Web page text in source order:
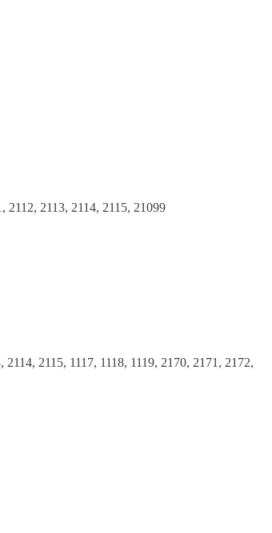
2112, 2113, 2114, 2115, 21099
2115, 1117, 1118, 1119, 2170, 2171, 2172,